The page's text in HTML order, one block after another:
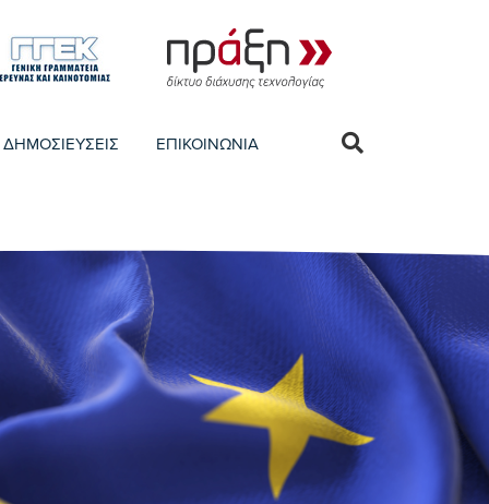
ΔΗΜΟΣΙΕΥΣΕΙΣ ΕΠΙΚΟΙΝΩΝΙΑ